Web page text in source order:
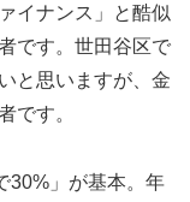
イナンス」と酷似
です。世田谷区で
と思いますが、金
です。
30%」が基本。年